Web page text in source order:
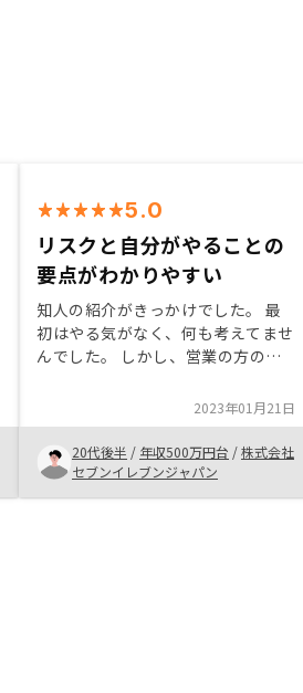
5.0
リスクと自分がやることの
要点がわかりやすい
知人の紹介がきっかけでした。 最
初はやる気がなく、何も考えてませ
んでした。 しかし、営業の方のお
と、信頼性の高いものだと言うこと
に気づき、月々安い投資で、老後の
年金対策になるなら是非やってみた
いと思いました。 保険をかけるこ
とも悪くないですが、月々の出費を
2023年01月21日
20代後半 / 年収500万円台 /株式会社
セブンイレブンジャパン